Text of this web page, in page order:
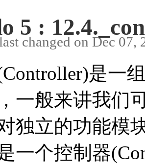
5 :
changed on Dec 07,
是一
一般来讲我们
独立的功能模
一个控制器